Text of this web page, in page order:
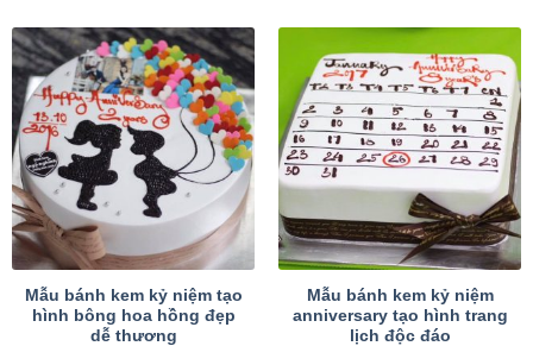
Mẫu bánh kem kỷ niệm tạo
hình bông hoa hồng đẹp
dễ thương
Mẫu bánh kem kỷ niệm
anniversary tạo hình trang
lịch độc đáo